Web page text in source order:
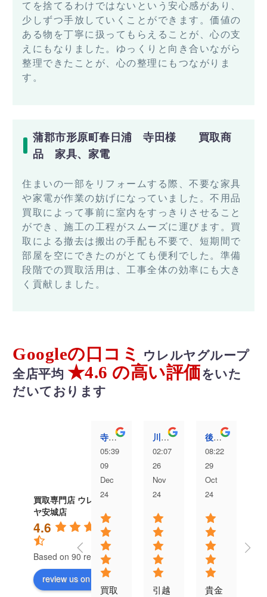
てを捨てるわけではないという安心感があり、
少しずつ手放していくことができます。価値の
ある物を丁寧に扱ってもらえることが、心の支
えにもなりました。ゆっくりと向き合いながら
整理できたことが、心の整理にもつながりま
す。
蒲郡市形原町春日浦 寺田様 買取商
品 家具、家電
住まいの一部をリフォームする際、不要な家具
や家電が作業の妨げになっていました。不用品
買取によって事前に室内をすっきりさせること
ができ、施工の工程がスムーズに運びます。買
取による撤去は搬出の手配も不要で、短期間で
部屋を空にできたのがとても便利でした。準備
段階での買取活用は、工事全体の効率にも大き
く貢献しました。
Googleの口コミ
ウレルヤグループ
全店平均 ★4.6 の高い評価をいた
だいております
買取専門店 ウレル
ヤ安城店
4.6
Based on 90 reviews
review us on
寺澤愛弥
05:39
09
Dec
24
買取
川村洸太
02:07
26
Nov
24
引越
後藤むぎ
08:22
29
Oct
24
貴金